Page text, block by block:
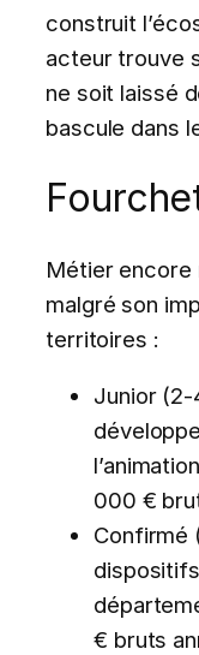
construit
acteur trouve
ne soit laissé
bascule dans
Métier encore
malgré son
territoires :
Junior (2-
000 €
Confirmé
€ bruts